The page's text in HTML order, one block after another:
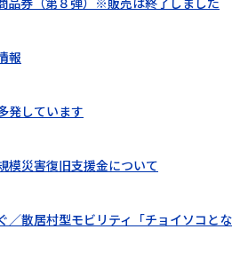
報
発しています
模災害復旧支援金について
／散居村型モビリティ「チョイソコとな